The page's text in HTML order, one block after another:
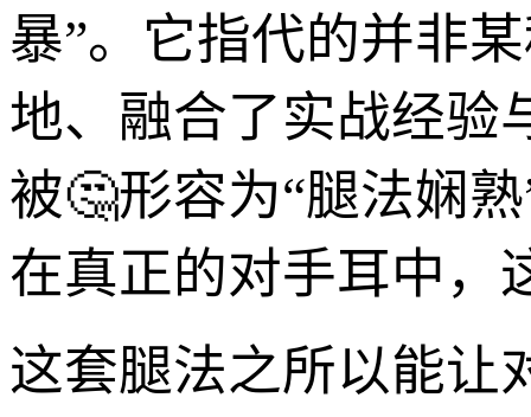
暴”。它指代的并非
地、融合了实战经验
被🤔形容为“腿法娴
在真正的对手耳中，
这套腿法之所以能让